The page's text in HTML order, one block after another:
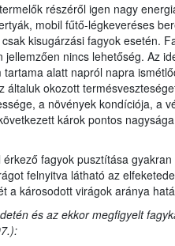
részéről igen nagy
mobil fűtő-légkeveréses
kisugárzási fagyok esetén.
nincs lehetőség. Az
alatt napról napra
általuk okozott
a növények kondíciója, a
károk pontos
fagyok pusztítása
felnyitva látható az
a károsodott virágok aránya
és az ekkor megfigyelt